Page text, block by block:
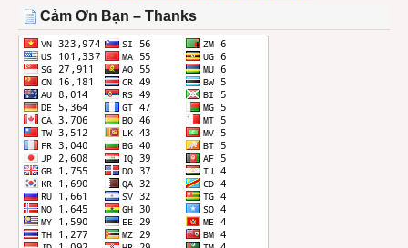
THÁNG
Cảm Ơn Bạn – Thanks